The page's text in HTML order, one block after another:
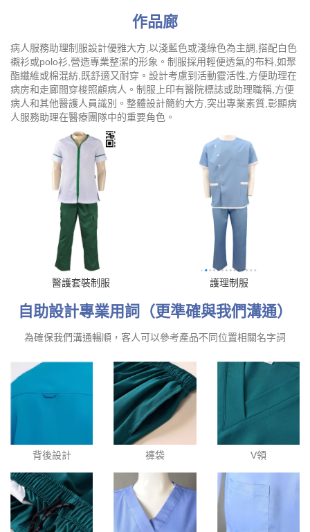
作品廊
病人服務助理制服設計優雅大方,以淺藍色或淺綠色為主調,搭配白色
襯衫或polo衫,營造專業整潔的形象。制服採用輕便透氣的布料,如聚
酯纖維或棉混紡,既舒適又耐穿。設計考慮到活動靈活性,方便助理在
病房和走廊間穿梭照顧病人。制服上印有醫院標誌或助理職稱,方便
病人和其他醫護人員識別。整體設計簡約大方,突出專業素質,彰顯病
人服務助理在醫療團隊中的重要角色。
醫護套裝制服 護理制服
自助設計專業用詞（更準確與我們溝通）
為確保我們溝通暢順，客人可以參考產品不同位置相關名字詞
背後設計 褲袋 V領